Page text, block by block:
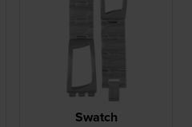
Swatch